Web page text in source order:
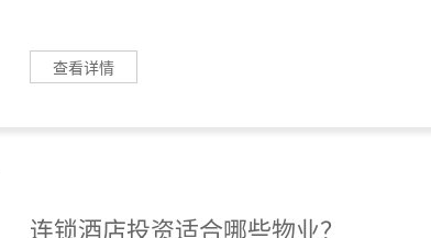
查看详情
连锁酒店投资适合哪些物业？